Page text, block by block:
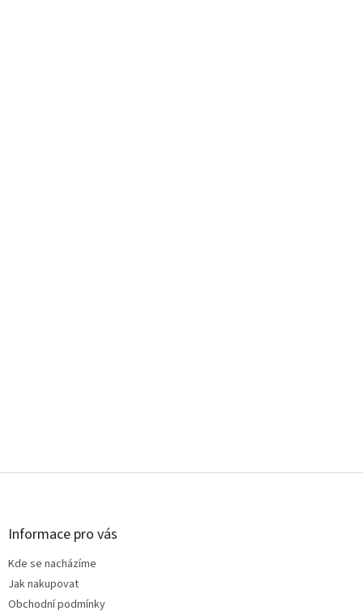
Z
Informace pro vás
Kde se nacházíme
Jak nakupovat
Obchodní podmínky